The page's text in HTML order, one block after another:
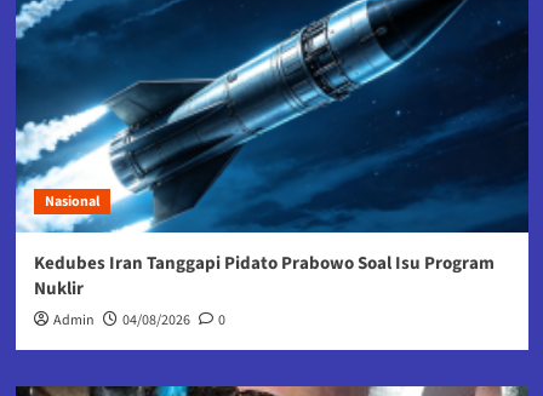
Nasional
Kedubes Iran Tanggapi Pidato Prabowo Soal Isu Program
Nuklir
Admin 04/08/2026 0